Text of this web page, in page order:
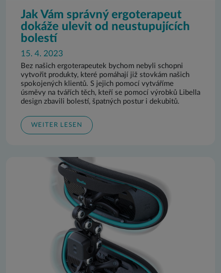
Jak Vám správný ergoterapeut
dokáže ulevit od neustupujících
bolestí
15. 4. 2023
Bez našich ergoterapeutek bychom nebyli schopni
vytvořit produkty, které pomáhají již stovkám našich
spokojených klientů. S jejich pomocí vytváříme
úsměvy na tvářích těch, kteří se pomocí výrobků Libella
design zbavili bolestí, špatných postur i dekubitů.
WEITER LESEN